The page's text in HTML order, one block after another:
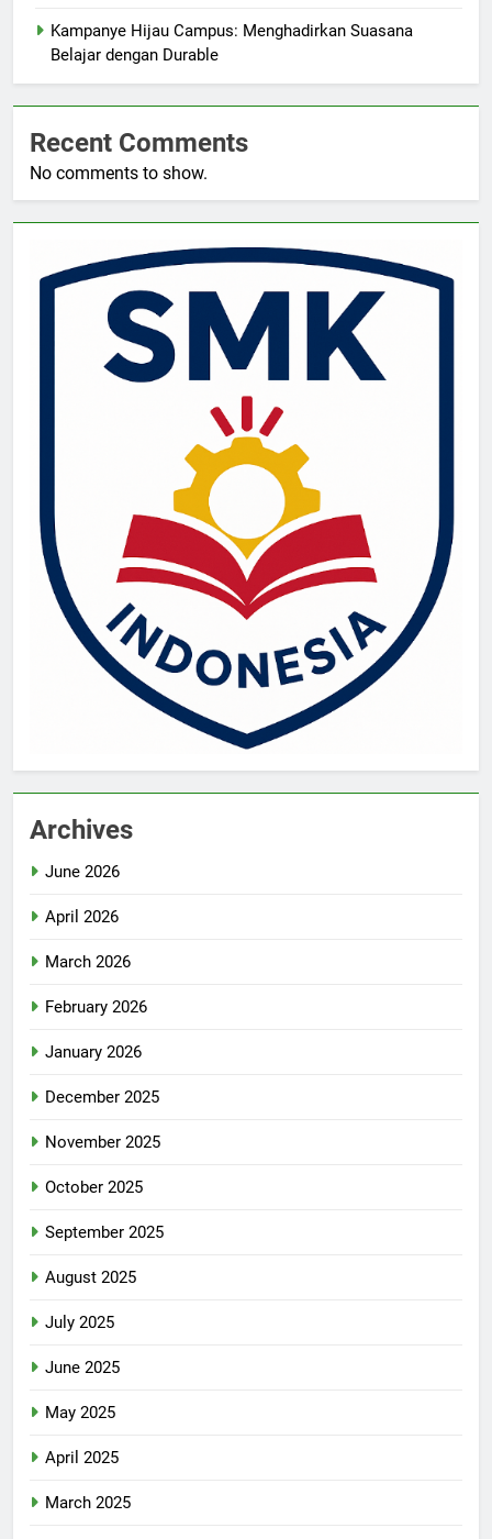
Kampanye Hijau Campus: Menghadirkan Suasana
Belajar dengan Durable
Recent Comments
No comments to show.
Archives
June 2026
April 2026
March 2026
February 2026
January 2026
December 2025
November 2025
October 2025
September 2025
August 2025
July 2025
June 2025
May 2025
April 2025
March 2025